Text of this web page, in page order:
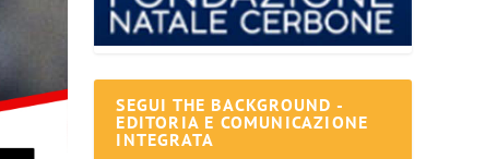
SEGUI THE BACKGROUND -
EDITORIA E COMUNICAZIONE
INTEGRATA